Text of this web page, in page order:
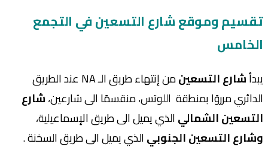
تقسيم وموقع شارع التسعين في التجمع
الخامس
يبدأشارع التسعين
من إنتهاء طريق الـ NA عند الطريق
الدائري مرروًا بمنطقة اللوتس، منقسمًا الى شارعين،شارع
التسعين الشماليالذي يميل الى طريق الإسماعيلية،
وشارع التسعين الجنوبيالذي يميل الى طريق السخنة .